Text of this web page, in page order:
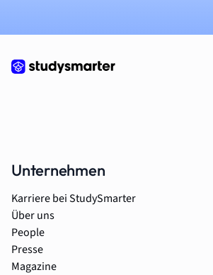
Unternehmen
Karriere bei StudySmarter
Über uns
People
Presse
Magazine